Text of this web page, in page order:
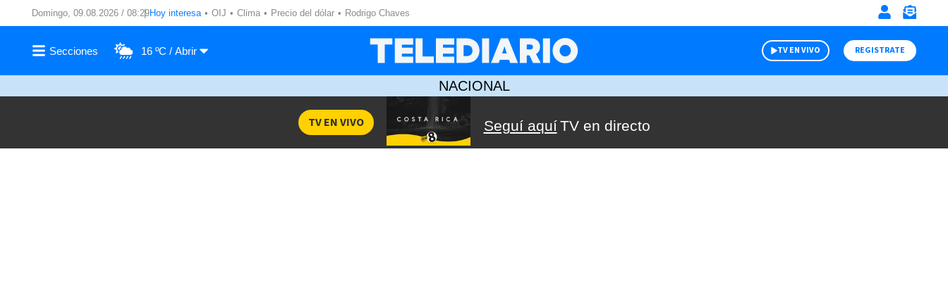
Domingo, 09.08.2026 / 08:29Hoy interesa OIJ Clima Precio del dólar Rodrigo Chaves
16 ºC TV EN VIVO REGISTRATE
NACIONAL
Seguí aquíTV en directo
TV EN VIVO